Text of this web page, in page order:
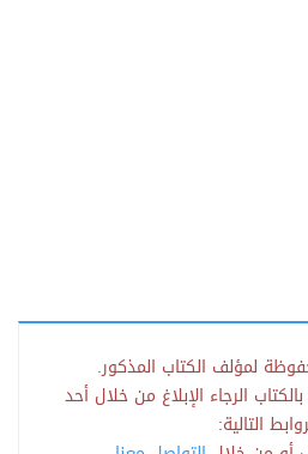
لمؤلف الكتاب المذكور.
الرجاء الإبلاغ من خلال أحد
التالية: